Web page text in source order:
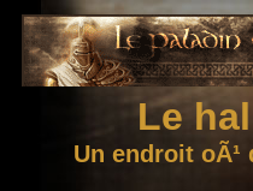
Le
Un endroit